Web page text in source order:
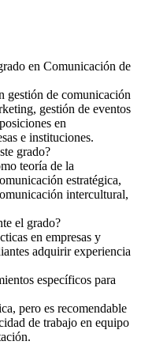
en Comunicación de
gestión de comunicación
gestión de eventos
en
e instituciones.
grado?
teoría de la
estratégica,
intercultural,
el grado?
en empresas y
adquirir experiencia
específicos para
pero es recomendable
de trabajo en equipo